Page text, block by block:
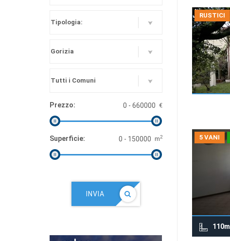
RUSTICI
5 VANI
110m
Prezzo: €
Superficie: m2
INVIA